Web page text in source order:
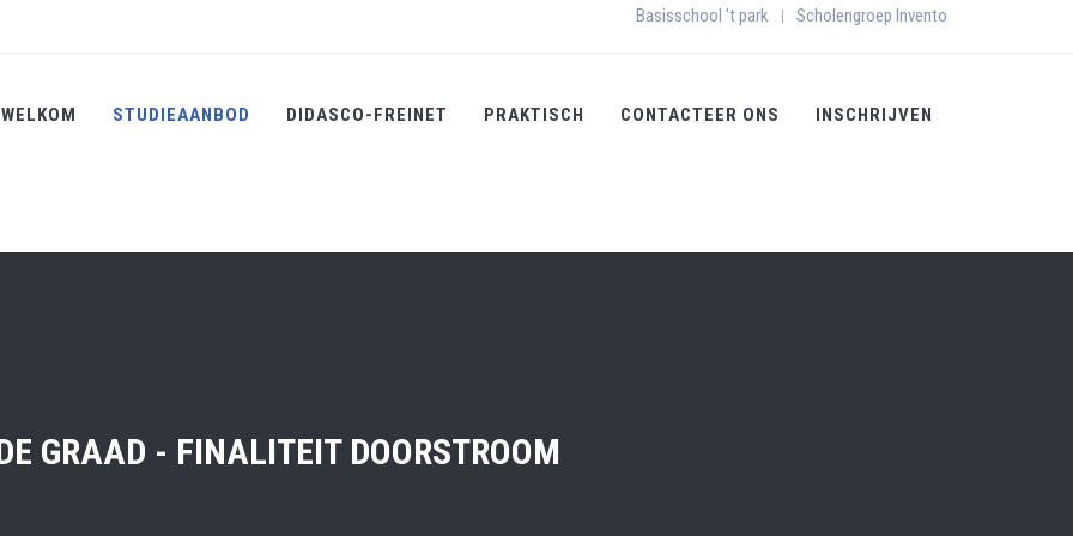
Basisschool 't park | Scholengroep Invento
WELKOM STUDIEAANBOD DIDASCO-FREINET PRAKTISCH CONTACTEER ONS INSCHRIJVEN
GRAAD - FINALITEIT DOORSTROOM